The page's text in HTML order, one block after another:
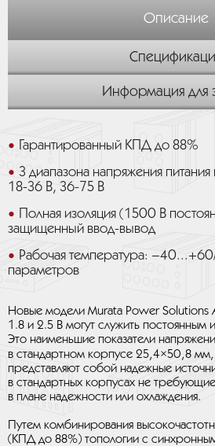
Описание
Информация для
Гарантированный КПД до 88%
3 диапазона напряжения
18-36 В, 36-75 В
Полная изоляция (1500 В
защищенный ввод-вывод
Рабочая температура:
параметров
Новые модели Murata Power Solutions
1.8 и 2.5 В могут служить постоянным
Это наименьшие показатели
в стандартном корпусе 25,4×50,8
представляют собой надежные
в стандартных корпусах не
в плане надежности или охлаждения.
Путем комбинирования
(КПД до 88%) топологии с